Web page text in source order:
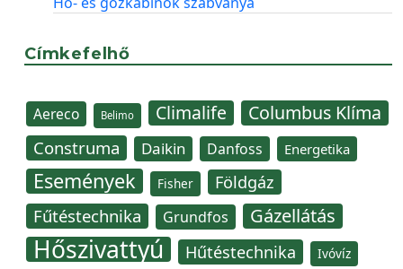
Címkefelhő
Aereco Belimo Climalife Columbus Klíma
Construma Daikin Danfoss Energetika
Események Fisher Földgáz
Fűtéstechnika Grundfos Gázellátás
Hőszivattyú Hűtéstechnika Ivóvíz